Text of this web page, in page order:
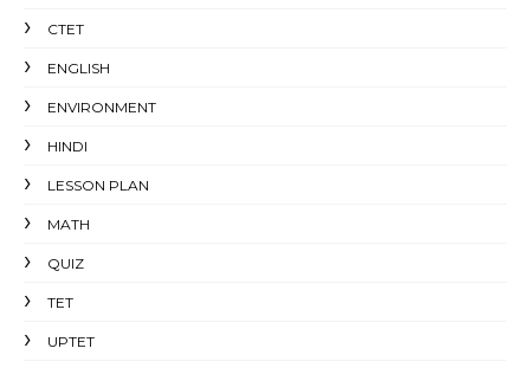
CTET
ENGLISH
ENVIRONMENT
HINDI
LESSON PLAN
MATH
QUIZ
TET
UPTET